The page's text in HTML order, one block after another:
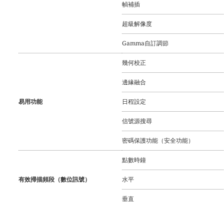
幀補插
超級解像度
Gamma自訂調節
易用功能
幾何校正
邊緣融合
日程設定
信號源搜尋
密碼保護功能（安全功能）
有效掃描頻段（數位訊號）
點數時鐘
水平
垂直